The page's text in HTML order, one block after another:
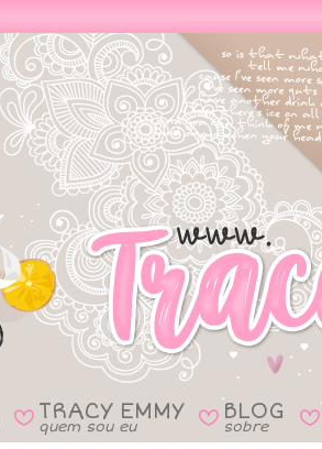
B TRACY EMMY
quem sou eu B BLOG
sobre B